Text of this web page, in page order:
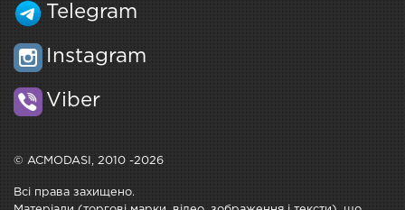
Telegram
Instagram
Viber
© ACMODASI, 2010 -2026
Всі права захищено.